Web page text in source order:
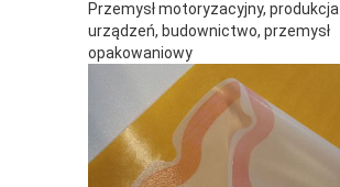
Przemysł motoryzacyjny, produkcja
urządzeń, budownictwo, przemysł
opakowaniowy